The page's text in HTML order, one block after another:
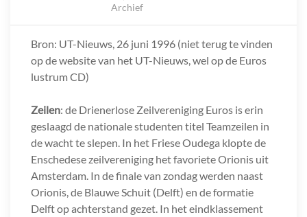
Archief
Bron: UT-Nieuws, 26 juni 1996 (niet terug te vinden
op de website van het UT-Nieuws, wel op de Euros
lustrum CD)
Zeilen: de Drienerlose Zeilvereniging Euros is erin
geslaagd de nationale studenten titel Teamzeilen in
de wacht te slepen. In het Friese Oudega klopte de
Enschedese zeilvereniging het favoriete Orionis uit
Amsterdam. In de finale van zondag werden naast
Orionis, de Blauwe Schuit (Delft) en de formatie
Delft op achterstand gezet. In het eindklassement